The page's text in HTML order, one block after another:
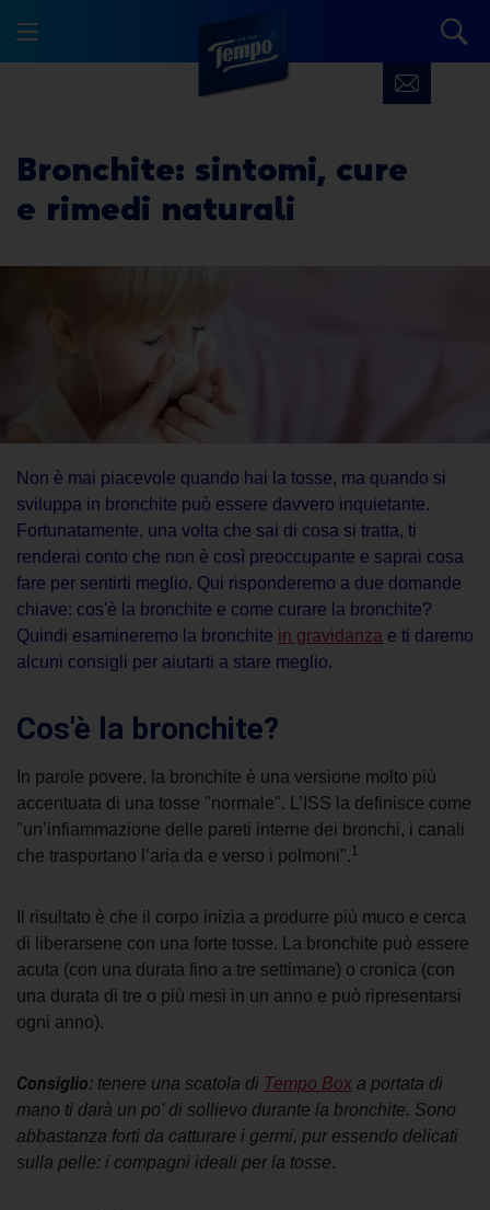
Bronchite: sintomi, cure
e rimedi naturali
Non è mai piacevole quando hai la tosse, ma quando si
sviluppa in bronchite può essere davvero inquietante.
Fortunatamente, una volta che sai di cosa si tratta, ti
renderai conto che non è così preoccupante e saprai cosa
fare per sentirti meglio. Qui risponderemo a due domande
chiave: cos'è la bronchite e come curare la bronchite?
Quindi esamineremo la bronchite in gravidanza e ti daremo
alcuni consigli per aiutarti a stare meglio.
Cos'è la bronchite?
In parole povere, la bronchite è una versione molto più
accentuata di una tosse "normale". L’ISS la definisce come
"un’infiammazione delle pareti interne dei bronchi, i canali
che trasportano l’aria da e verso i polmoni".1
Il risultato è che il corpo inizia a produrre più muco e cerca
di liberarsene con una forte tosse. La bronchite può essere
acuta (con una durata fino a tre settimane) o cronica (con
una durata di tre o più mesi in un anno e può ripresentarsi
ogni anno).
Consiglio: tenere una scatola di Tempo Box a portata di
mano ti darà un po' di sollievo durante la bronchite. Sono
abbastanza forti da catturare i germi, pur essendo delicati
sulla pelle: i compagni ideali per la tosse.